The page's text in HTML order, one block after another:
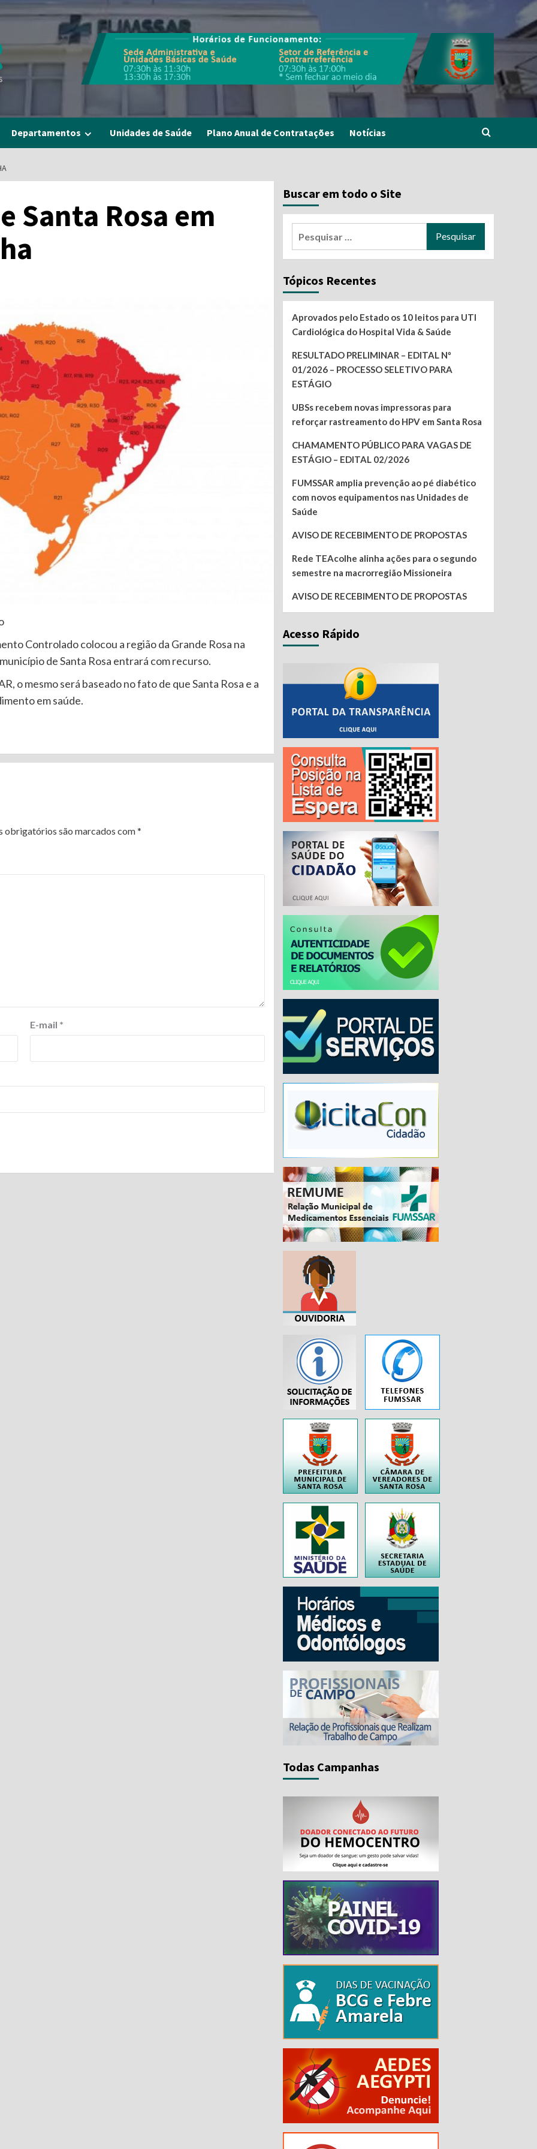
Departamentos Unidades de Saúde Plano Anual de Contratações Notícias
Santa Rosa em
Controlado colocou a região da Grande Rosa na
de Santa Rosa entrará com recurso.
o mesmo será baseado no fato de que Santa Rosa e a
em saúde.
obrigatórios são marcados com*
E-mail *
Buscar em todo o Site
Tópicos Recentes
Aprovados pelo Estado os 10 leitos para UTI
Cardiológica do Hospital Vida & Saúde
RESULTADO PRELIMINAR – EDITAL Nº
01/2026 – PROCESSO SELETIVO PARA
ESTÁGIO
UBSs recebem novas impressoras para
reforçar rastreamento do HPV em Santa Rosa
CHAMAMENTO PÚBLICO PARA VAGAS DE
ESTÁGIO – EDITAL 02/2026
FUMSSAR amplia prevenção ao pé diabético
com novos equipamentos nas Unidades de
Saúde
AVISO DE RECEBIMENTO DE PROPOSTAS
Rede TEAcolhe alinha ações para o segundo
semestre na macrorregião Missioneira
AVISO DE RECEBIMENTO DE PROPOSTAS
Acesso Rápido
Todas Campanhas